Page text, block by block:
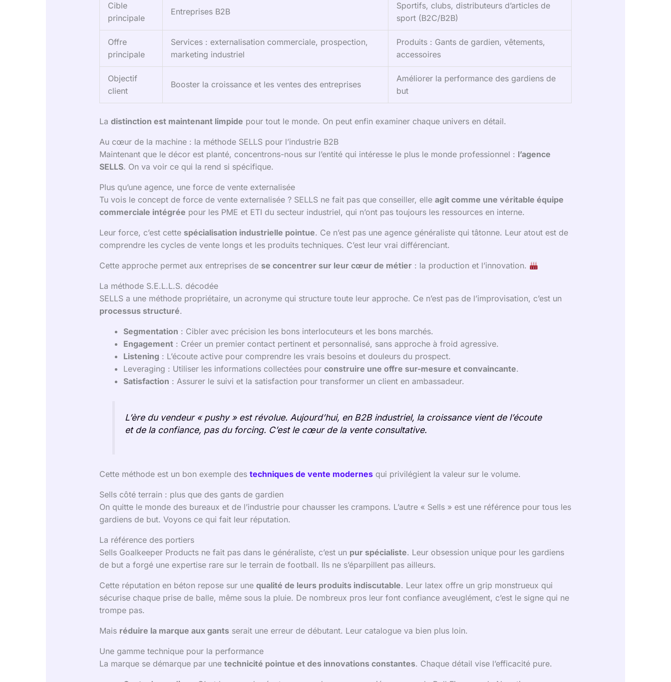
Cible
principale
Entreprises B2B
Sportifs, clubs, distributeurs d’articles de
sport (B2C/B2B)
Offre
principale
Services : externalisation commerciale, prospection,
marketing industriel
Produits : Gants de gardien, vêtements,
accessoires
Objectif
client
Booster la croissance et les ventes des entreprises
Améliorer la performance des gardiens de
but
La distinction est maintenant limpide pour tout le monde. On peut enfin examiner chaque univers en détail.
Au cœur de la machine : la méthode SELLS pour l’industrie B2B
Maintenant que le décor est planté, concentrons-nous sur l’entité qui intéresse le plus le monde professionnel : l’agence
SELLS. On va voir ce qui la rend si spécifique.
Plus qu’une agence, une force de vente externalisée
Tu vois le concept de force de vente externalisée ? SELLS ne fait pas que conseiller, elle agit comme une véritable équipe
commerciale intégrée pour les PME et ETI du secteur industriel, qui n’ont pas toujours les ressources en interne.
Leur force, c’est cette spécialisation industrielle pointue. Ce n’est pas une agence généraliste qui tâtonne. Leur atout est de
comprendre les cycles de vente longs et les produits techniques. C’est leur vrai différenciant.
Cette approche permet aux entreprises de se concentrer sur leur cœur de métier: la production et l’innovation.
La méthode S.E.L.L.S. décodée
SELLS a une méthode propriétaire, un acronyme qui structure toute leur approche. Ce n’est pas de l’improvisation, c’est un
processus structuré.
Segmentation : Cibler avec précision les bons interlocuteurs et les bons marchés.
Engagement: Créer un premier contact pertinent et personnalisé, sans approche à froid agressive.
Listening : L’écoute active pour comprendre les vrais besoins et douleurs du prospect.
Leveraging : Utiliser les informations collectées pour construire une offre sur-mesure et convaincante.
Satisfaction : Assurer le suivi et la satisfaction pour transformer un client en ambassadeur.
L’ère du vendeur « pushy » est révolue. Aujourd’hui, en B2B industriel, la croissance vient de l’écoute
et de la confiance, pas du forcing. C’est le cœur de la vente consultative.
Cette méthode est un bon exemple des techniques de vente modernesqui privilégient la valeur sur le volume.
Sells côté terrain : plus que des gants de gardien
On quitte le monde des bureaux et de l’industrie pour chausser les crampons. L’autre « Sells » est une référence pour tous les
gardiens de but. Voyons ce qui fait leur réputation.
La référence des portiers
Sells Goalkeeper Products ne fait pas dans le généraliste, c’est un pur spécialiste. Leur obsession unique pour les gardiens
de but a forgé une expertise rare sur le terrain de football. Ils ne s’éparpillent pas ailleurs.
Cette réputation en béton repose sur une qualité de leurs produits indiscutable. Leur latex offre un grip monstrueux qui
sécurise chaque prise de balle, même sous la pluie. De nombreux pros leur font confiance aveuglément, c’est le signe qui ne
trompe pas.
Mais réduire la marque aux gantsserait une erreur de débutant. Leur catalogue va bien plus loin.
Une gamme technique pour la performance
La marque se démarque par une technicité pointue et des innovations constantes. Chaque détail vise l’efficacité pure.